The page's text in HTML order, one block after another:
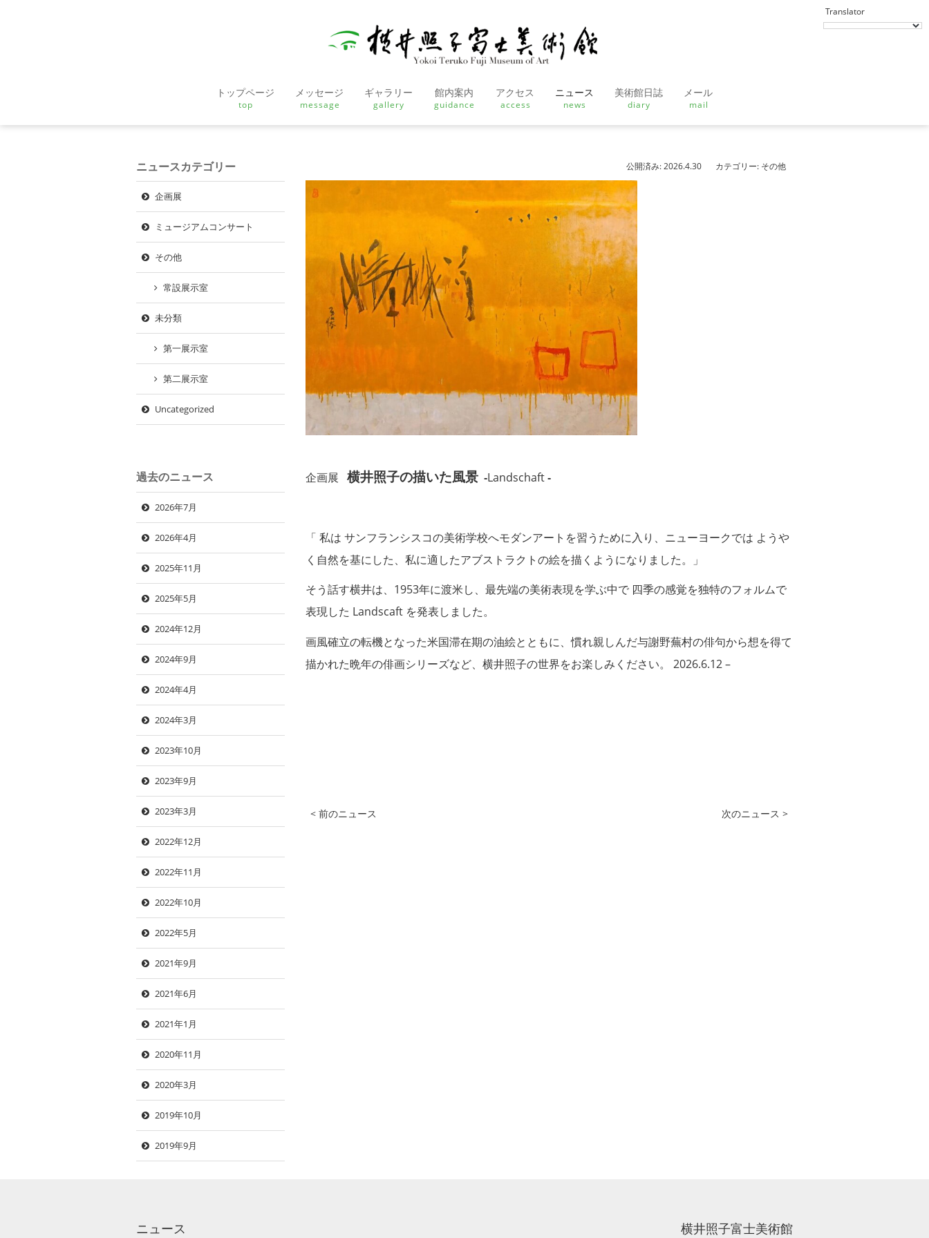
トップページ
top
メッセージ
message
ギャラリー
gallery
館内案内
guidance
アクセス
access
ニュース
news
美術館日誌
diary
メール
mail
公開済み: 2026.4.30 カテゴリー: その他
企画展 横井照子の描いた風景 ‐Landschaft‐
「 私は サンフランシスコの美術学校へモダンアートを習うために入り、ニューヨークでは ようや
く自然を基にした、私に適したアブストラクトの絵を描くようになりました。」
そう話す横井は、1953年に渡米し、最先端の美術表現を学ぶ中で 四季の感覚を独特のフォルムで
表現した Landscaft を発表しました。
画風確立の転機となった米国滞在期の油絵とともに、慣れ親しんだ与謝野蕪村の俳句から想を得て
描かれた晩年の俳画シリーズなど、横井照子の世界をお楽しみください。 2026.6.12 –
< 前のニュース 次のニュース >
ニュースカテゴリー
企画展
ミュージアムコンサート
その他
常設展示室
未分類
第一展示室
第二展示室
Uncategorized
過去のニュース
2026年7月
2026年4月
2025年11月
2025年5月
2024年12月
2024年9月
2024年4月
2024年3月
2023年10月
2023年9月
2023年3月
2022年12月
2022年11月
2022年10月
2022年5月
2021年9月
2021年6月
2021年1月
2020年11月
2020年3月
2019年10月
2019年9月
ニュース 横井照子富士美術館